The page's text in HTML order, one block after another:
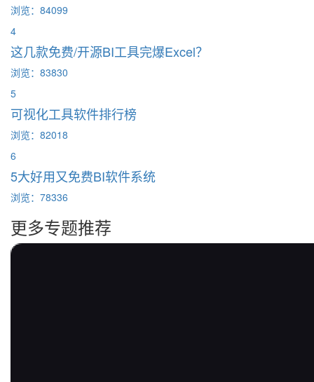
浏览：84099
4
这几款免费/开源BI工具完爆Excel？
浏览：83830
5
可视化工具软件排行榜
浏览：82018
6
5大好用又免费BI软件系统
浏览：78336
更多专题推荐